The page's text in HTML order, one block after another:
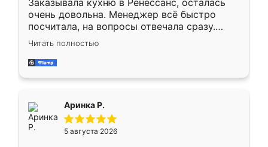
Заказывала кухню в Ренессанс, осталась
очень довольна. Менеджер всё быстро
посчитала, на вопросы отвечала сразу.
Замерщик приехал в субботу, подошёл к
делу со всей ответственностью. Собрали
за день, ребята работали аккуратно, даже
Читать полностью
Аринка Р.
5 августа 2026